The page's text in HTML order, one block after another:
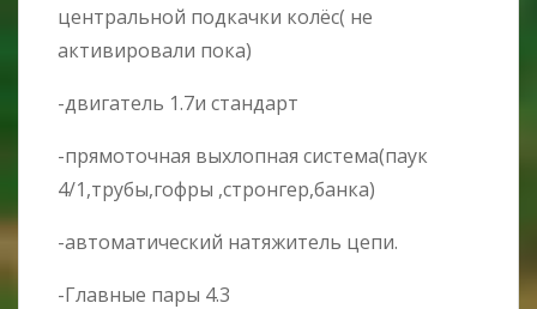
центральной подкачки колёс( не
активировали пока)
-двигатель 1.7и стандарт
-прямоточная выхлопная система(паук
4/1,трубы,гофры ,стронгер,банка)
-автоматический натяжитель цепи.
-Главные пары 4.3